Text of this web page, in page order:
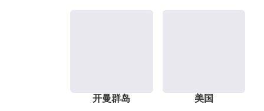
开曼群岛 美国